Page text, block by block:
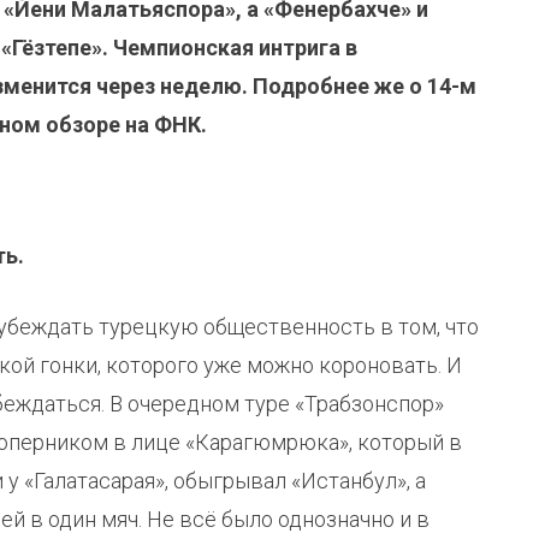
Малатьяспора», а «Фенербахче» и
Чемпионская интрига в
через неделю. Подробнее же о 14-м
обзоре на ФНК.
турецкую общественность в том, что
гонки, которого уже можно короновать. И
В очередном туре «Трабзонспор»
в лице «Карагюмрюка», который в
«Галатасарая», обыгрывал «Истанбул», а
в один мяч. Не всё было однозначно и в